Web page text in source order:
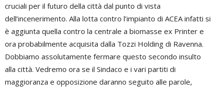
cruciali per il futuro della città dal punto di vista
dell’incenerimento. Alla lotta contro l’impianto di ACEA infatti si
è aggiunta quella contro la centrale a biomasse ex Printer e
ora probabilmente acquisita dalla Tozzi Holding di Ravenna.
Dobbiamo assolutamente fermare questo secondo insulto
alla città. Vedremo ora se il Sindaco e i vari partiti di
maggioranza e opposizione daranno seguito alle parole,